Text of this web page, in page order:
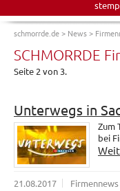
schmorrde.de> News>
SCHMORRDE
Seite 2 von 3.
Unterwegs in
Zum
bei
21.08.2017 Firmennews